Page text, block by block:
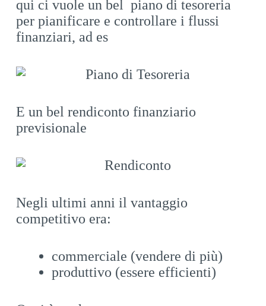
qui ci vuole un bel piano di tesoreria
per pianificare e controllare i flussi
finanziari, ad es
E un bel rendiconto finanziario
previsionale
Negli ultimi anni il vantaggio
competitivo era:
commerciale (vendere di più)
produttivo (essere efficienti)